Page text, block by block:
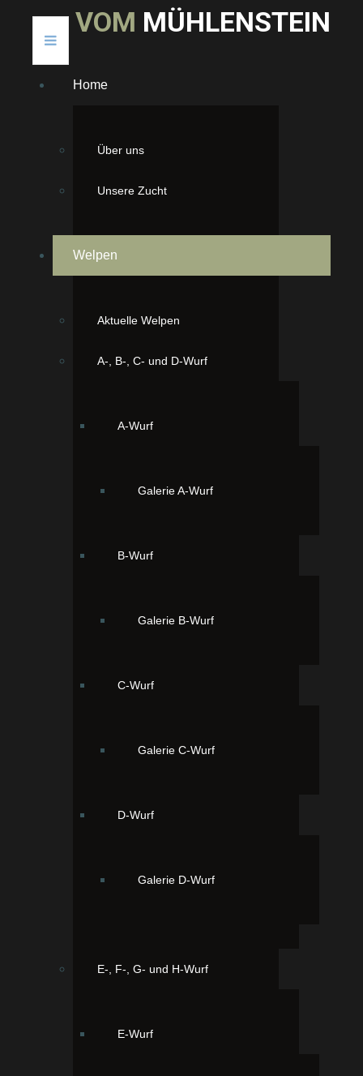
VOM MÜHLENSTEIN
Home
Über uns
Unsere Zucht
Welpen
Aktuelle Welpen
A-, B-, C- und D-Wurf
A-Wurf
Galerie A-Wurf
B-Wurf
Galerie B-Wurf
C-Wurf
Galerie C-Wurf
D-Wurf
Galerie D-Wurf
E-, F-, G- und H-Wurf
E-Wurf
J-Wurf
Unsere J-chen sind geboren
Es sind 2 Mädchen und 3 Jungen
Unser Erstgeborener Janosch 04:30
Unsere Drittgeborene Juli 06:00 Uhr, schoko/tan mit